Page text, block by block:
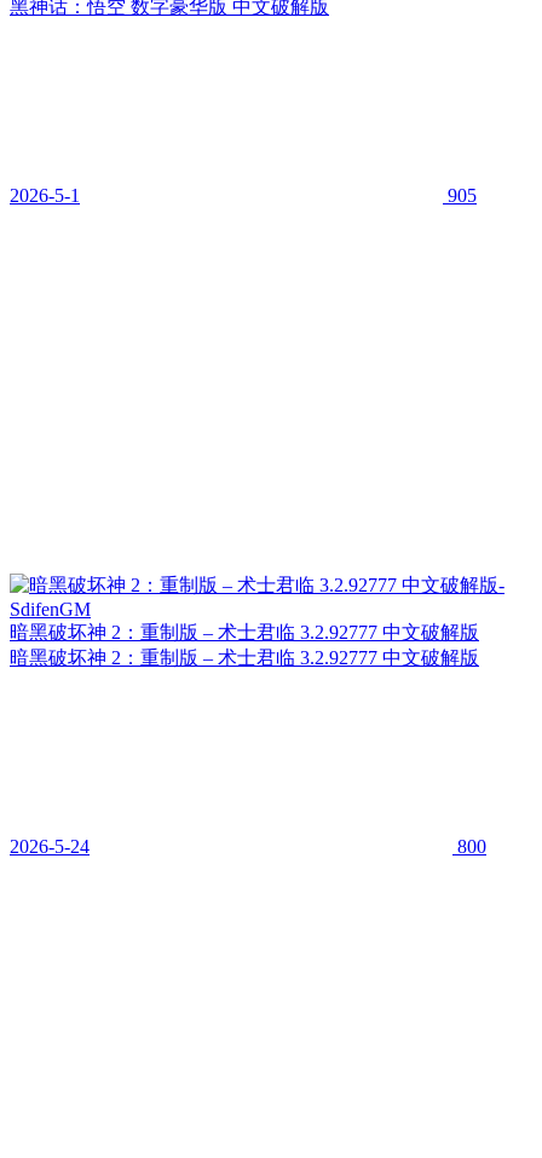
黑神话：悟空 数字豪华版 中文破解版
2026-5-1 905
暗黑破坏神 2：重制版 – 术士君临 3.2.92777 中文破解版
暗黑破坏神 2：重制版 – 术士君临 3.2.92777 中文破解版
2026-5-24 800